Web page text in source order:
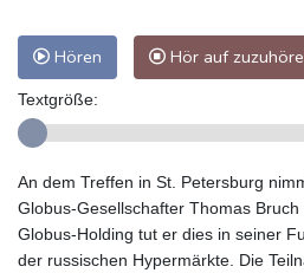
Hören Hör auf
Textgröße:
An dem Treffen in St. Petersburg
Globus-Gesellschafter Thomas
Globus-Holding tut er dies in seiner
der russischen Hypermärkte. Die